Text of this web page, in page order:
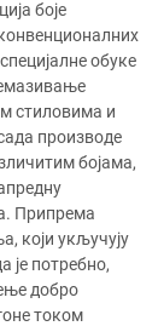
боје
обуке
стиловима и
производе
бојама,
Припрема
који укључују
потребно,
добро
током